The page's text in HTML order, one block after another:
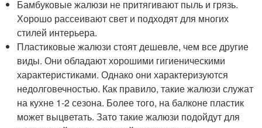
Бамбуковые жалюзи не притягивают пыль и грязь.
Хорошо рассеивают свет и подходят для многих
стилей интерьера.
Пластиковые жалюзи стоят дешевле, чем все другие
виды. Они обладают хорошими гигиеническими
характеристиками. Однако они характеризуются
недолговечностью. Как правило, такие жалюзи служат
на кухне 1-2 сезона. Более того, на балконе пластик
может выцветать. Зато такие жалюзи подойдут для